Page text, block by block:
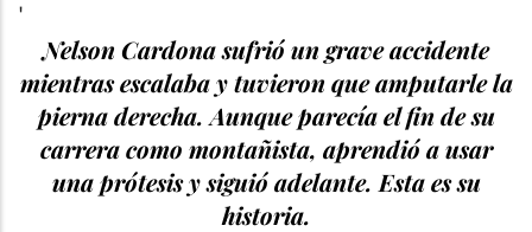
'
Nelson Cardona sufrió un grave accidente
mientras escalaba y tuvieron que amputarle la
pierna derecha. Aunque parecía el fin de su
carrera como montañista, aprendió a usar
una prótesis y siguió adelante. Esta es su
historia.